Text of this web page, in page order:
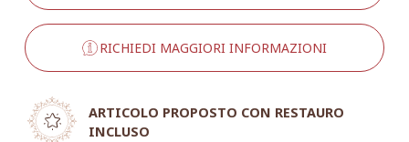
RICHIEDI MAGGIORI INFORMAZIONI
ARTICOLO PROPOSTO CON RESTAURO
INCLUSO